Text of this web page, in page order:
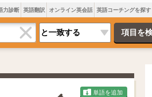
力診断 英語翻訳 オンライン英会話 英語コーチングを探す
単語を追加